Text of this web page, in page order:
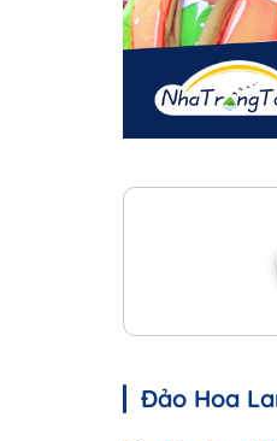
Đảo Hoa